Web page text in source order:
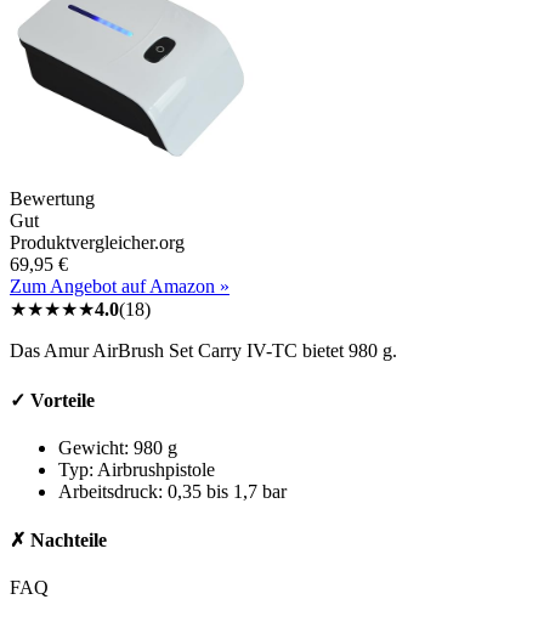
Bewertung
Gut
Produktvergleicher.org
69,95 €
Zum Angebot auf Amazon »
★★★★★4.0(18)
Das Amur AirBrush Set Carry IV-TC bietet 980 g.
✓ Vorteile
Gewicht: 980 g
Typ: Airbrushpistole
Arbeitsdruck: 0,35 bis 1,7 bar
✗ Nachteile
FAQ